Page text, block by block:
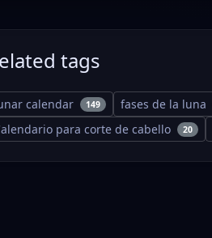
tags
calendar 149 fases de la luna
para corte de cabello 20